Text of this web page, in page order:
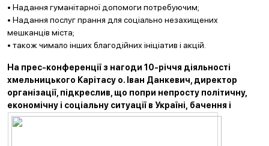
• Надання гуманітарної допомоги потребуючим;
• Надання послуг прання для соціально незахищених
мешканців міста;
• також чимало інших благодійних ініціатив і акцій.
На прес-конференції з нагоди 10-річчя діяльності
хмельницького Карітасу о. Іван Данкевич, директор
організації, підкреслив, що попри непросту політичну,
економічну і соціальну ситуації в Україні, бачення і